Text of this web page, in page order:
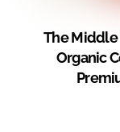
The Middle
Organic